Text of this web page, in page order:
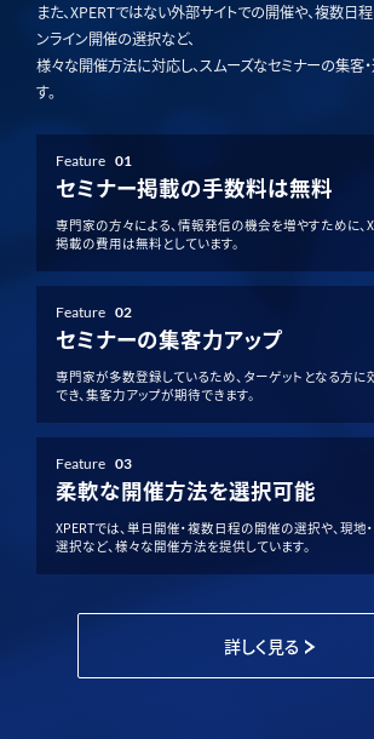
また、XPERTではない外部サイトでの開催や、複数日
ンライン開催の選択など、
様々な開催方法に対応し、スムーズなセミナーの集客
す。
Feature 01
セミナー掲載の手数料は無料
専門家の方々による、情報発信の機会を増やすために、
掲載の費用は無料としています。
Feature 02
セミナーの集客力アップ
専門家が多数登録しているため、ターゲットとなる方
でき、集客力アップが期待できます。
Feature 03
柔軟な開催方法を選択可能
XPERTでは、単日開催・複数日程の開催の選択や、現地
選択など、様々な開催方法を提供しています。
詳しく見る